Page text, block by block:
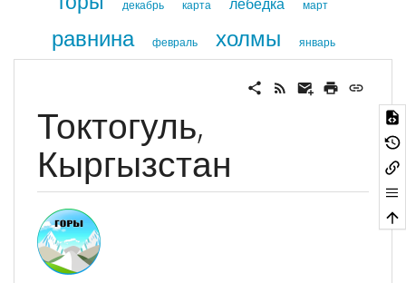
декабрь карта март
равнина февраль холмы январь
Токтогуль,
Кыргызстан